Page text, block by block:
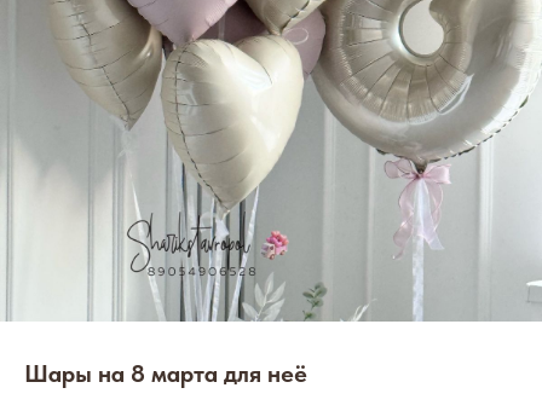
Шары на 8 марта для неё